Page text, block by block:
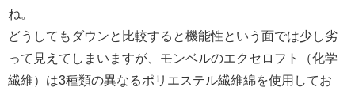
ね。
どうしてもダウンと比較すると機能性という面では少し劣
って見えてしまいますが、モンベルのエクセロフト（化学
繊維）は3種類の異なるポリエステル繊維綿を使用してお